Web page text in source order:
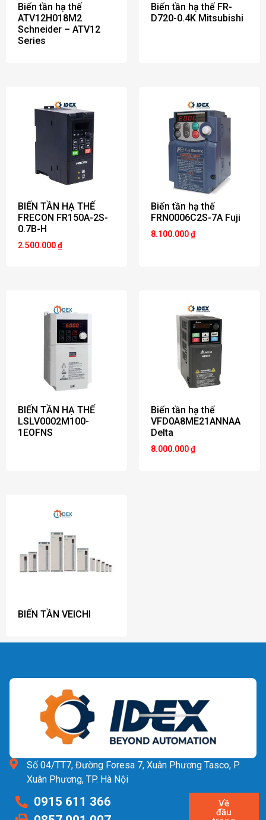
Biến tần hạ thế
ATV12H018M2
Schneider – ATV12
Series
Biến tần hạ thế FR-
D720-0.4K Mitsubishi
BIẾN TẦN HẠ THẾ
FRECON FR150A-2S-
0.7B-H
2.500.000₫
Biến tần hạ thế
FRN0006C2S-7A Fuji
8.100.000₫
BIẾN TẦN HẠ THẾ
LSLV0002M100-
1EOFNS
Biến tần hạ thế
VFD0A8ME21ANNAA
Delta
8.000.000₫
BIẾN TẦN VEICHI
Số 04/TT7, Đường Foresa 7, Xuân Phương Tasco, P.
Xuân Phương, TP. Hà Nội
0915 611 366
Về
đầu